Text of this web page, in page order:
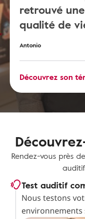
retrouvé
qualité de
Antonio
Découvrez son
Rendez-vous près
Test auditif
Nous testons
environnements